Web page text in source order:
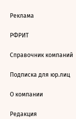
Реклама
РФРИТ
Справочник компаний
Подписка для юр.лиц
О компании
Редакция